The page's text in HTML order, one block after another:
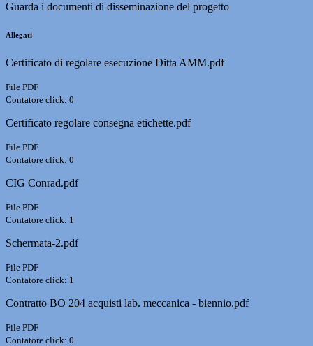
Guarda i documenti di disseminazione del progetto
Allegati
Certificato di regolare esecuzione Ditta AMM.pdf
File PDF
Contatore click: 0
Certificato regolare consegna etichette.pdf
File PDF
Contatore click: 0
CIG Conrad.pdf
File PDF
Contatore click: 1
Schermata-2.pdf
File PDF
Contatore click: 1
Contratto BO 204 acquisti lab. meccanica - biennio.pdf
File PDF
Contatore click: 0